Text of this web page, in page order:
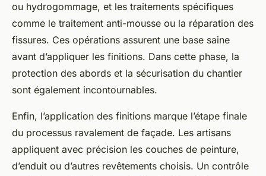
ou hydrogommage, et les traitements spécifiques
comme le traitement anti-mousse ou la réparation des
fissures. Ces opérations assurent une base saine
avant d’appliquer les finitions. Dans cette phase, la
protection des abords et la sécurisation du chantier
sont également incontournables.
Enfin, l’application des finitions marque l’étape finale
du processus ravalement de façade. Les artisans
appliquent avec précision les couches de peinture,
d’enduit ou d’autres revêtements choisis. Un contrôle